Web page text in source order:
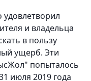
удовлетворил
и владельца
в пользу
ущерб. Эти
попыталось
июля 2019 года